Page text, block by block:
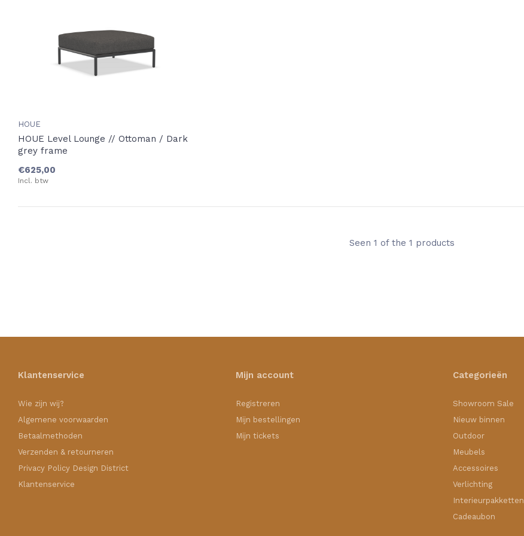
HOUE
HOUE Level Lounge // Ottoman / Dark
grey frame
€625,00
Incl. btw
Seen 1 of the 1 products
Klantenservice
Wie zijn wij?
Algemene voorwaarden
Betaalmethoden
Verzenden & retourneren
Privacy Policy Design District
Klantenservice
Mijn account
Registreren
Mijn bestellingen
Mijn tickets
Categorieën
Showroom Sale
Nieuw binnen
Outdoor
Meubels
Accessoires
Verlichting
Interieurpakketten
Cadeaubon